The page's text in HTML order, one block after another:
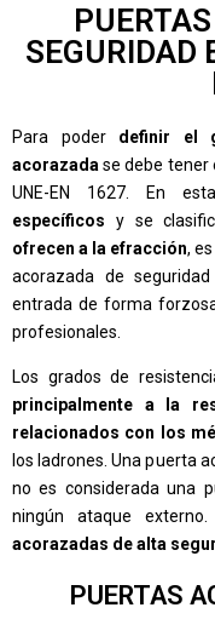
SEGURIDAD
Para poder definir el
acorazada se debe tener
UNE-EN 1627. En
específicos y se
ofrecen a la efracción,
acorazada de
entrada de forma
profesionales.
Los grados de
principalmente a la
relacionados con los
los ladrones. Una puerta
no es considerada una
ningún ataque
acorazadas de alta
PUERTAS